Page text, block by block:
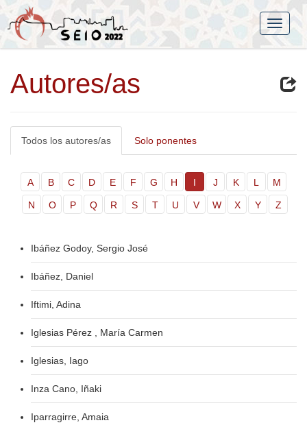
Autores/as
Todos los autores/as Solo ponentes
A B C D E F G H I J K L M
N O P Q R S T U V W X Y Z
Ibáñez Godoy, Sergio José
Ibáñez, Daniel
Iftimi, Adina
Iglesias Pérez , María Carmen
Iglesias, Iago
Inza Cano, Iñaki
Iparragirre, Amaia